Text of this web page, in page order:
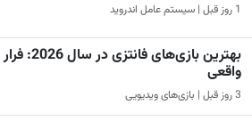
1 روز قبل | سیستم عامل اندروید
بهترین بازی‌های
واقعی
3 روز قبل | بازی‌های ویدیویی